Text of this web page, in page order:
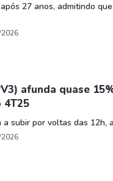
27 anos, admitindo
afunda quase
subir por voltas das 12h,